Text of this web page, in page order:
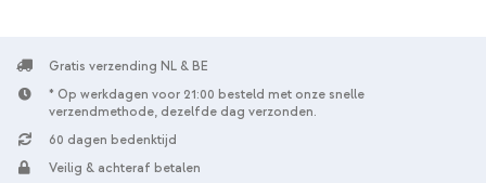
Gratis verzending NL & BE
* Op werkdagen voor 21:00 besteld met onze snelle
verzendmethode, dezelfde dag verzonden.
60 dagen bedenktijd
Veilig & achteraf betalen